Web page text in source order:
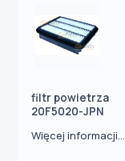
filtr powietrza
20F5020-JPN
Więcej informacji...